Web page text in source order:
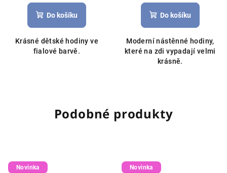
Do košíku
Krásné dětské hodiny ve
fialové barvě.
Do košíku
Moderní nástěnné hodiny,
které na zdi vypadají velmi
krásně.
Podobné produkty
Novinka
Novinka